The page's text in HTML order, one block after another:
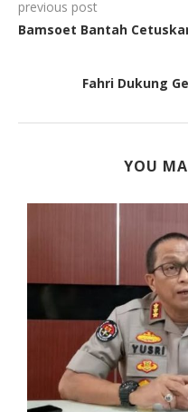
previous post
Bamsoet Bantah
Fahri Dukung
YOU